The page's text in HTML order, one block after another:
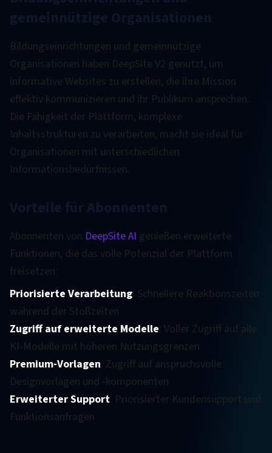
gemeinnützige Organisationen
Bildungseinrichtungen und gemeinnützige
Organisationen haben DeepSite V2 genutzt, um
informative Websites zu erstellen, die ihre Mission
effektiv kommunizieren und ihr Publikum ansprechen.
Die Fähigkeit der Plattform, komplexe
Inhaltsstrukturen zu verarbeiten, macht sie ideal für
Organisationen mit unterschiedlichen
Informationsbedürfnissen.
Vorteile für Abonnenten
Abonnenten von DeepSite AI genießen erweiterte
Funktionen, die das volle Potenzial der Plattform
freisetzen:
Priorisierte Verarbeitung: Schnellere Reaktionszeiten
während der Stoßzeiten
Zugriff auf erweiterte Modelle: Voller Zugriff auf alle
KI-Modelle mit höheren Nutzungsgrenzen
Premium-Vorlagen: Zugriff auf anspruchsvolle
Designvorlagen und -komponenten
Erweiterter Support: Priorisierter Kundensupport und
Funktionsanfragen